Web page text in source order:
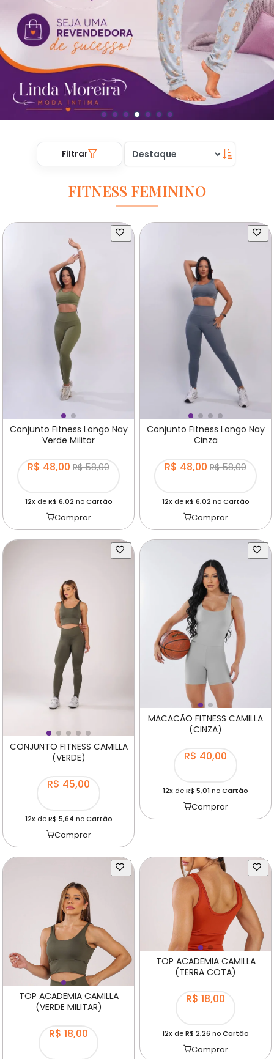
Filtrar
FITNESS FEMININO
Conjunto Fitness Longo Nay
Verde Militar
R$ 48,00 R$ 58,00
12xdeR$ 6,02 noCartão
Comprar
Conjunto Fitness Longo Nay
Cinza
R$ 48,00 R$ 58,00
12xdeR$ 6,02 noCartão
Comprar
CONJUNTO FITNESS CAMILLA
(VERDE)
R$ 45,00
12xdeR$ 5,64 noCartão
Comprar
MACACÃO FITNESS CAMILLA
(CINZA)
R$ 40,00
12x deR$ 5,01 noCartão
Comprar
TOP ACADEMIA CAMILLA
(VERDE MILITAR)
R$ 18,00
TOP ACADEMIA CAMILLA
(TERRA COTA)
R$ 18,00
12x deR$ 2,26 noCartão
Comprar